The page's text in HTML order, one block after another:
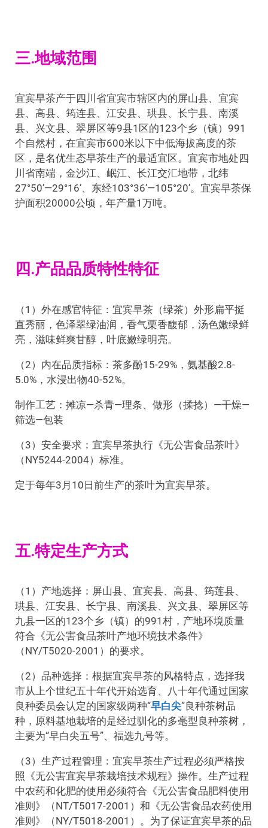
三.地域范围
宜宾早茶产于四川省宜宾市辖区内的屏山县、宜宾
县、高县、筠连县、江安县、珙县、长宁县、南溪
县、兴文县、翠屏区等9县1区的123个乡（镇）991
个自然村，在宜宾市600米以下中低海拔高度的茶
区，是名优生态早茶生产的最适宜区。宜宾市地处四
川省南端，金沙江、岷江、长江交汇地带，北纬
27°50’—29°16’、东经103°36’—105°20’。宜宾早茶保
护面积20000公顷，年产量1万吨。
四.产品品质特性特征
（1）外在感官特征：宜宾早茶（绿茶）外形扁平挺
直秀丽，色泽翠绿油润，香气栗香馥郁，汤色嫩绿鲜
亮，滋味鲜爽甘醇，叶底嫩绿明亮。
（2）内在品质指标：茶多酚15-29%，氨基酸2.8-
5.0%，水浸出物40-52%。
制作工艺：摊凉—杀青—理条、做形（揉捻）—干燥—
筛选—包装
（3）安全要求：宜宾早茶执行《无公害食品茶叶》
（NY5244-2004）标准。
定于每年3月10日前生产的茶叶为宜宾早茶。
五.特定生产方式
（1）产地选择：屏山县、宜宾县、高县、筠莲县、
珙县、江安县、长宁县、南溪县、兴文县、翠屏区等
九县一区的123个乡（镇）的991村，产地环境质量
符合《无公害食品茶叶产地环境技术条件》
（NY/T5020-2001）的要求。
（2）品种选择：根据宜宾早茶的风格特点，选择我
市从上个世纪五十年代开始选育、八十年代通过国家
良种委员会认定的国家级两种“早白尖”良种茶树品
种，原料基地栽培的是经过驯化的多毫型良种茶树，
主要为“早白尖五号”、福选九号等。
（3）生产过程管理：宜宾早茶生产过程必须严格按
照《无公害宜宾早茶栽培技术规程》操作。生产过程
中农药和化肥的使用必须符合《无公害食品肥料使用
准则》（NT/T5017-2001）和《无公害食品农药使用
准则》（NY/T5018-2001）。为了保证宜宾早茶的品